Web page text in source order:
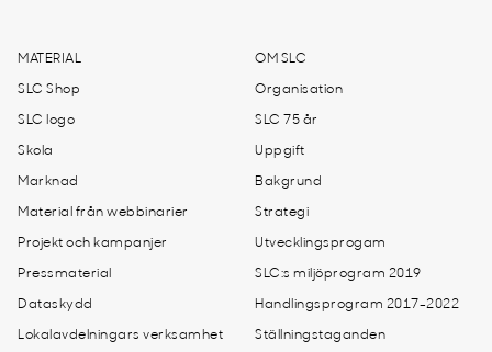
MATERIAL
SLC Shop
SLC logo
Skola
Marknad
Material från webbinarier
Projekt och kampanjer
Pressmaterial
Dataskydd
Lokalavdelningars verksamhet
OM SLC
Organisation
SLC 75 år
Uppgift
Bakgrund
Strategi
Utvecklingsprogam
SLC:s miljöprogram 2019
Handlingsprogram 2017-2022
Ställningstaganden